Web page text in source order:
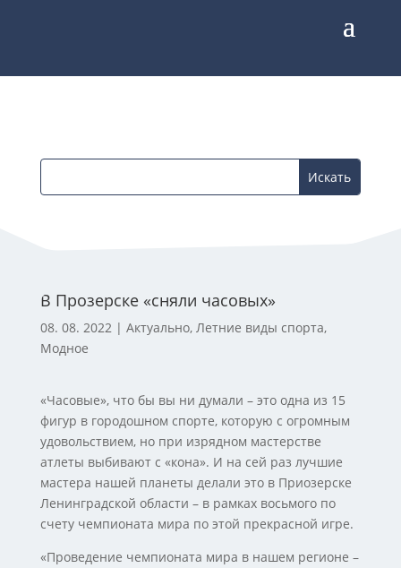
В Прозерске «сняли часовых»
08. 08. 2022| Актуально, Летние виды спорта,
Модное
«Часовые», что бы вы ни думали – это одна из 15
фигур в городошном спорте, которую с огромным
удовольствием, но при изрядном мастерстве
атлеты выбивают с «кона». И на сей раз лучшие
мастера нашей планеты делали это в Приозерске
Ленинградской области – в рамках восьмого по
счету чемпионата мира по этой прекрасной игре.
«Проведение чемпионата мира в нашем регионе –